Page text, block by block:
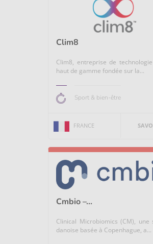
Clim8
Clim8, entreprise de
haut de gamme fondée sur la...
Sport & bien-être
FRANCE
Cmbio –...
Clinical Microbiomics (CM), une
danoise basée à Copenhague, a...